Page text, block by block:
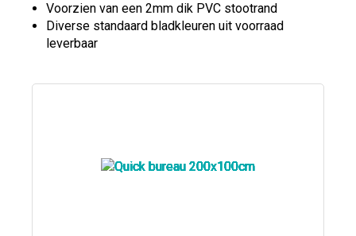
Voorzien van een 2mm dik PVC stootrand
Diverse standaard bladkleuren uit voorraad
leverbaar